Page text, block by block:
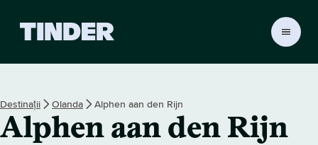
T
i
n
Destinații Olanda Alphen aan den Rijn
Alphen aan den Rijn